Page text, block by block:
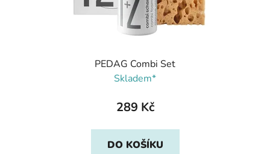
PEDAG Combi Set
Skladem*
289 Kč
DO KOŠÍKU